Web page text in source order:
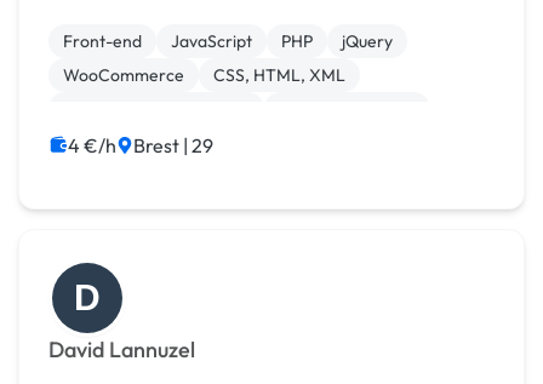
donc mes services pour faire votre site web. J'ai u...
Front-end JavaScript PHP
jQuery
WooCommerce
CSS, HTML, XML
WordPress
4 €/h Brest | 29
D
David Lannuzel